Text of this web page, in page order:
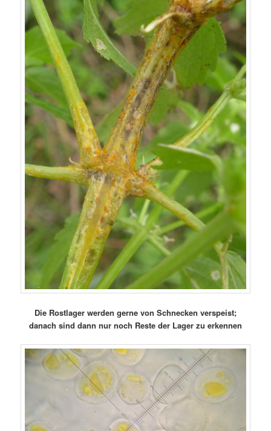
Die Rostlager werden gerne von Schnecken verspeist;
danach sind dann nur noch Reste der Lager zu erkennen